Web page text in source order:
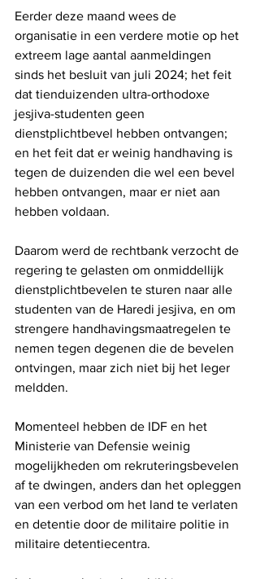
Eerder deze maand wees de
organisatie in een verdere motie op het
extreem lage aantal aanmeldingen
sinds het besluit van juli 2024; het feit
dat tienduizenden ultra-orthodoxe
jesjiva-studenten geen
dienstplichtbevel hebben ontvangen;
en het feit dat er weinig handhaving is
tegen de duizenden die wel een bevel
hebben ontvangen, maar er niet aan
hebben voldaan.
Daarom werd de rechtbank verzocht de
regering te gelasten om onmiddellijk
dienstplichtbevelen te sturen naar alle
studenten van de Haredi jesjiva, en om
strengere handhavingsmaatregelen te
nemen tegen degenen die de bevelen
ontvingen, maar zich niet bij het leger
meldden.
Momenteel hebben de IDF en het
Ministerie van Defensie weinig
mogelijkheden om rekruteringsbevelen
af ​​te dwingen, anders dan het opleggen
van een verbod om het land te verlaten
en detentie door de militaire politie in
militaire detentiecentra.